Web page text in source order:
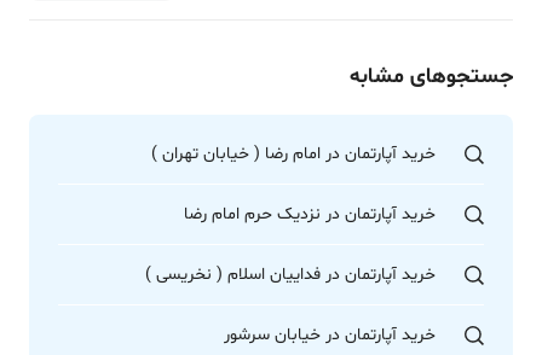
جستجوهای مشابه
خرید آپارتمان در امام رضا ( خیابان تهران )
خرید آپارتمان در نزدیک حرم امام رضا
خرید آپارتمان در فداییان اسلام ( نخریسی )
خرید آپارتمان در خیابان سرشور